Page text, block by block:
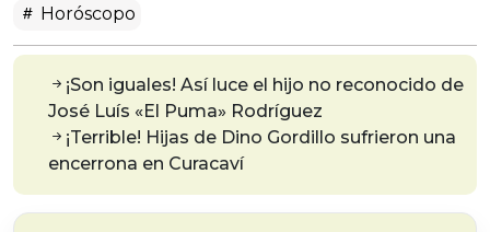
Horóscopo
¡Son iguales! Así luce el hijo no reconocido de
José Luís «El Puma» Rodríguez
¡Terrible! Hijas de Dino Gordillo sufrieron una
encerrona en Curacaví